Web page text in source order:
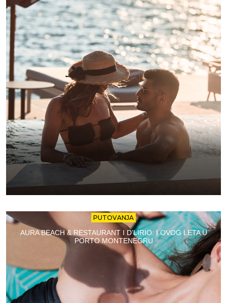
PUTOVANJA
AURA BEACH & RESTAURANT I D’LIRIO: I OVOG LETA U
PORTO MONTENEGRU